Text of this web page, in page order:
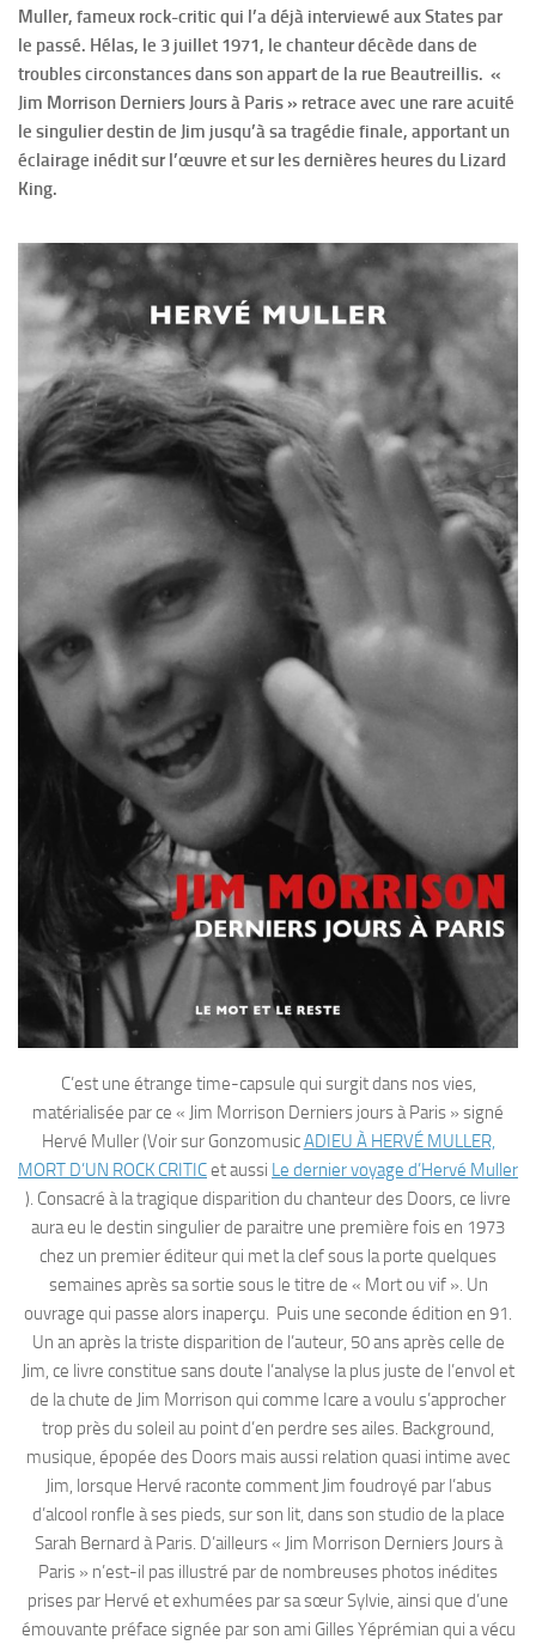
Muller, fameux rock-critic qui l’a déjà interviewé aux States par
le passé. Hélas, le 3 juillet 1971, le chanteur décède dans de
troubles circonstances dans son appart de la rue Beautreillis. «
Jim Morrison Derniers Jours à Paris » retrace avec une rare acuité
le singulier destin de Jim jusqu’à sa tragédie finale, apportant un
éclairage inédit sur l’œuvre et sur les dernières heures du Lizard
King.
C’est une étrange time-capsule qui surgit dans nos vies,
matérialisée par ce « Jim Morrison Derniers jours à Paris » signé
Hervé Muller (Voir sur GonzomusicADIEU À HERVÉ MULLER,
MORT D’UN ROCK CRITICet aussi Le dernier voyage d’Hervé Muller
). Consacré à la tragique disparition du chanteur des Doors, ce livre
aura eu le destin singulier de paraitre une première fois en 1973
chez un premier éditeur qui met la clef sous la porte quelques
semaines après sa sortie sous le titre de « Mort ou vif ». Un
ouvrage qui passe alors inaperçu. Puis une seconde édition en 91.
Un an après la triste disparition de l’auteur, 50 ans après celle de
Jim, ce livre constitue sans doute l’analyse la plus juste de l’envol et
de la chute de Jim Morrison qui comme Icare a voulu s’approcher
trop près du soleil au point d’en perdre ses ailes. Background,
musique, épopée des Doors mais aussi relation quasi intime avec
Jim, lorsque Hervé raconte comment Jim foudroyé par l’abus
d’alcool ronfle à ses pieds, sur son lit, dans son studio de la place
Sarah Bernard à Paris. D’ailleurs « Jim Morrison Derniers Jours à
Paris » n’est-il pas illustré par de nombreuses photos inédites
prises par Hervé et exhumées par sa sœur Sylvie, ainsi que d’une
émouvante préface signée par son ami Gilles Yéprémian qui a vécu